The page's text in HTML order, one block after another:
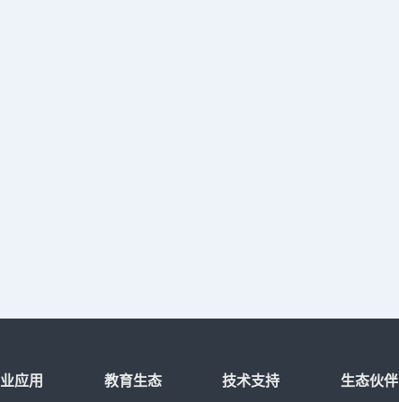
应用 教育生态 技术支持 生态伙伴